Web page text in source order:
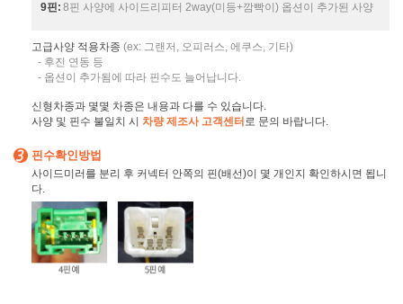
9핀: 8핀 사양에 사이드리피터 2way(미등+깜빡이) 옵션이 추가된 사양
고급사양 적용차종 (ex: 그랜저, 오피러스, 에쿠스, 기타)
- 후진 연동 등
- 옵션이 추가됨에 따라 핀수도 늘어납니다.
신형차종과 몇몇 차종은 내용과 다를 수 있습니다.
사양 및 핀수 불일치 시 차량 제조사 고객센터 로 문의 바랍니다.
핀수확인방법
사이드미러를 분리 후 커넥터 안쪽의 핀(배선)이 몇 개인지 확인하시면 됩니
다.